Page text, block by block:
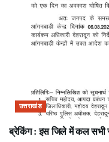
उत्तराखंड
ब्रेकिंग : इस जिले में कल सभी